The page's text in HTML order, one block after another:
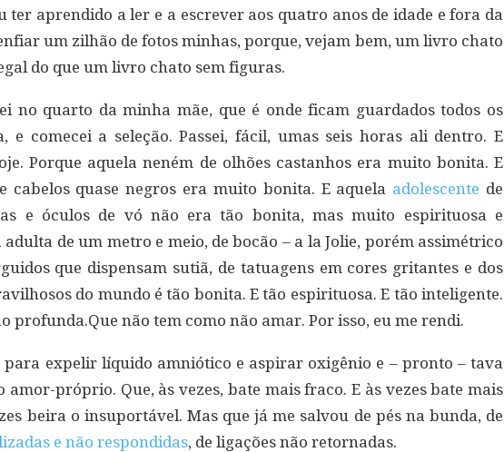
ter aprendido a ler e a escrever aos quatro anos de idade e fora da
um zilhão de fotos minhas, porque, vejam bem, um livro chato
do que um livro chato sem figuras.
no quarto da minha mãe, que é onde ficam guardados todos os
e comecei a seleção. Passei, fácil, umas seis horas ali dentro. E
Porque aquela neném de olhões castanhos era muito bonita. E
cabelos quase negros era muito bonita. E aquela adolescente de
e óculos de vó não era tão bonita, mas muito espirituosa e
adulta de um metro e meio, de bocão – a la Jolie, porém assimétrico
que dispensam sutiã, de tatuagens em cores gritantes e dos
do mundo é tão bonita. E tão espirituosa. E tão inteligente.
profunda.Que não tem como não amar. Por isso, eu me rendi.
para expelir líquido amniótico e aspirar oxigênio e – pronto – tava
amor-próprio. Que, às vezes, bate mais fraco. E às vezes bate mais
beira o insuportável. Mas que já me salvou de pés na bunda, de
e não respondidas, de ligações não retornadas.